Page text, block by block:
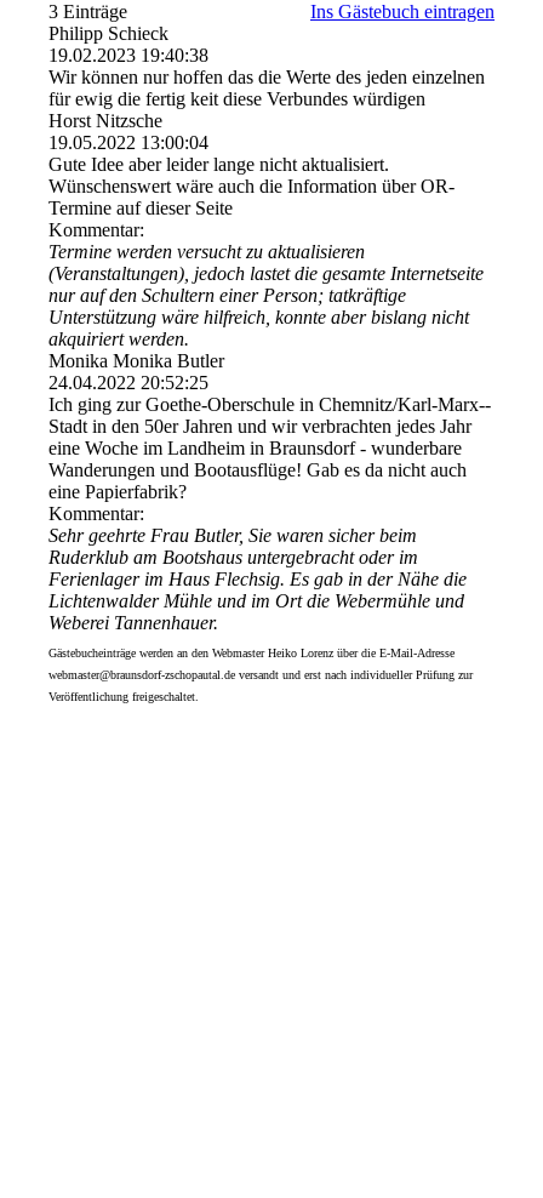
3 Einträge
Ins Gästebuch eintragen
Philipp Schieck
19.02.2023 19:40:38
Wir können nur hoffen das die Werte des jeden einzelnen
für ewig die fertig keit diese Verbundes würdigen
Horst Nitzsche
19.05.2022 13:00:04
Gute Idee aber leider lange nicht aktualisiert.
Wünschenswert wäre auch die Information über OR-
Termine auf dieser Seite
Kommentar:
Termine werden versucht zu aktualisieren
(Veranstaltungen), jedoch lastet die gesamte Internetseite
nur auf den Schultern einer Person; tatkräftige
Unterstützung wäre hilfreich, konnte aber bislang nicht
akquiriert werden.
Monika Monika Butler
24.04.2022 20:52:25
Ich ging zur Goethe-Oberschule in Chemnitz/­Karl-­Marx-­
Stadt in den 50er Jahren und wir verbrachten jedes Jahr
eine Woche im Landheim in Braunsdorf - wunderbare
Wanderungen und Bootausflüge! Gab es da nicht auch
eine Papierfabrik?
Kommentar:
Sehr geehrte Frau Butler, Sie waren sicher beim
Ruderklub am Bootshaus untergebracht oder im
Ferienlager im Haus Flechsig. Es gab in der Nähe die
Lichtenwalder Mühle und im Ort die Webermühle und
Weberei Tannenhauer.
Gästebucheinträge werden an den Webmaster Heiko Lorenz über die E-Mail-Adresse
webmaster@braunsdorf-zschopautal.de versandt und erst nach individueller Prüfung zur
Veröffentlichung freigeschaltet.